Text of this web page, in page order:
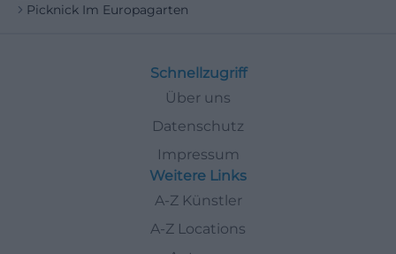
Picknick Im Europagarten
Schnellzugriff
Über uns
Datenschutz
Impressum
Weitere Links
A-Z Künstler
A-Z Locations